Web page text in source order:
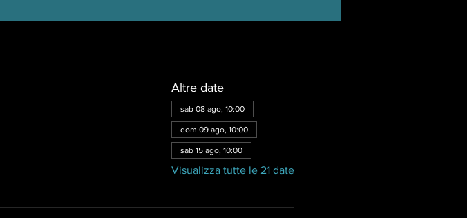
Altre date
sab 08 ago, 10:00
dom 09 ago, 10:00
sab 15 ago, 10:00
Visualizza tutte le 21 date